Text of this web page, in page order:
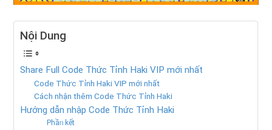
Nội Dung
Share Full Code Thức Tỉnh Haki VIP mới nhất
Code Thức Tỉnh Haki VIP mới nhất
Cách nhận thêm Code Thức Tỉnh Haki
Hướng dẫn nhập Code Thức Tỉnh Haki
Phầᥒ kết